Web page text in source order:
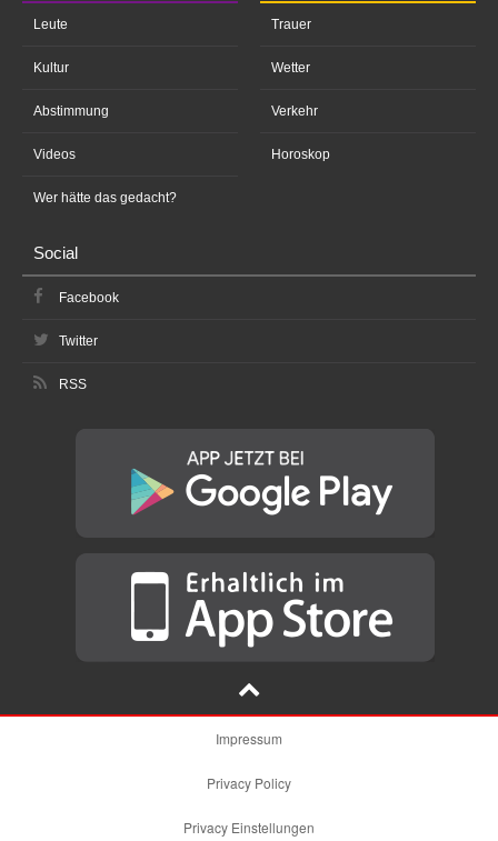
Leute
Kultur
Abstimmung
Videos
Wer hätte das gedacht?
Trauer
Wetter
Verkehr
Horoskop
Social
Facebook
Twitter
RSS
Impressum
Privacy Policy
Privacy Einstellungen